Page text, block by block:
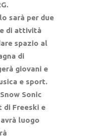
sarà per due
di attività
spazio al
di
giovani e
e sport.
Sonic
di Freeski e
luogo